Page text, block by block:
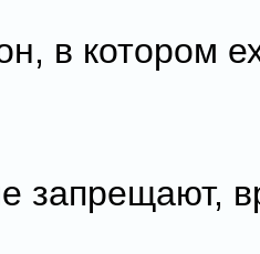
в котором
запрещают,